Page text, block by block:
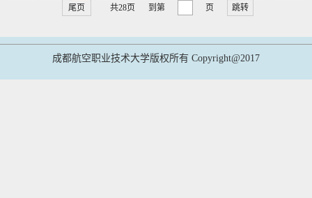
尾页
共28页 到第 页 跳转
成都航空职业技术大学版权所有 Copyright@2017